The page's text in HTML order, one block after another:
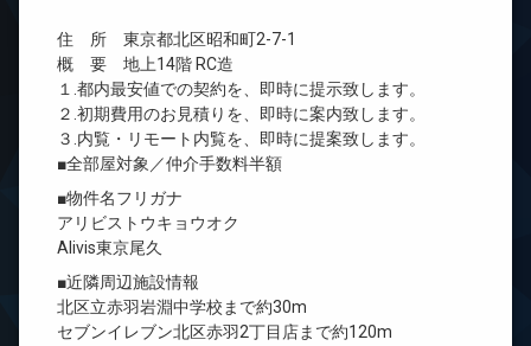
住 所 東京都北区昭和町2-7-1
概 要 地上14階 RC造
１.都内最安値での契約を、即時に提示致します。
２.初期費用のお見積りを、即時に案内致します。
３.内覧・リモート内覧を、即時に提案致します。
■全部屋対象／仲介手数料半額
■物件名フリガナ
アリビストウキョウオク
Alivis東京尾久
■近隣周辺施設情報
北区立赤羽岩淵中学校まで約30m
セブンイレブン北区赤羽2丁目店まで約120m